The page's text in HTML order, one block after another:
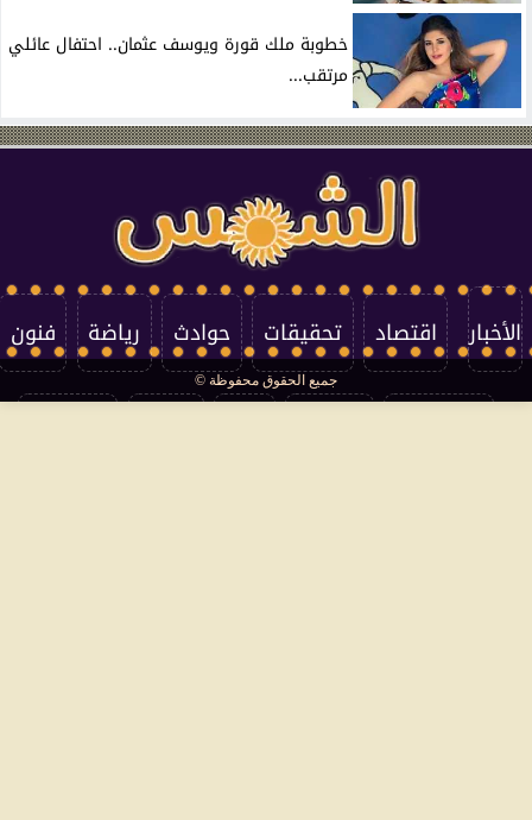
خطوبة ملك قورة ويوسف عثمان.. احتفال عائلي
مرتقب...
الأخبار اقتصاد تحقيقات حوادث رياضة فنون
جميع الحقوق محفوظة ©